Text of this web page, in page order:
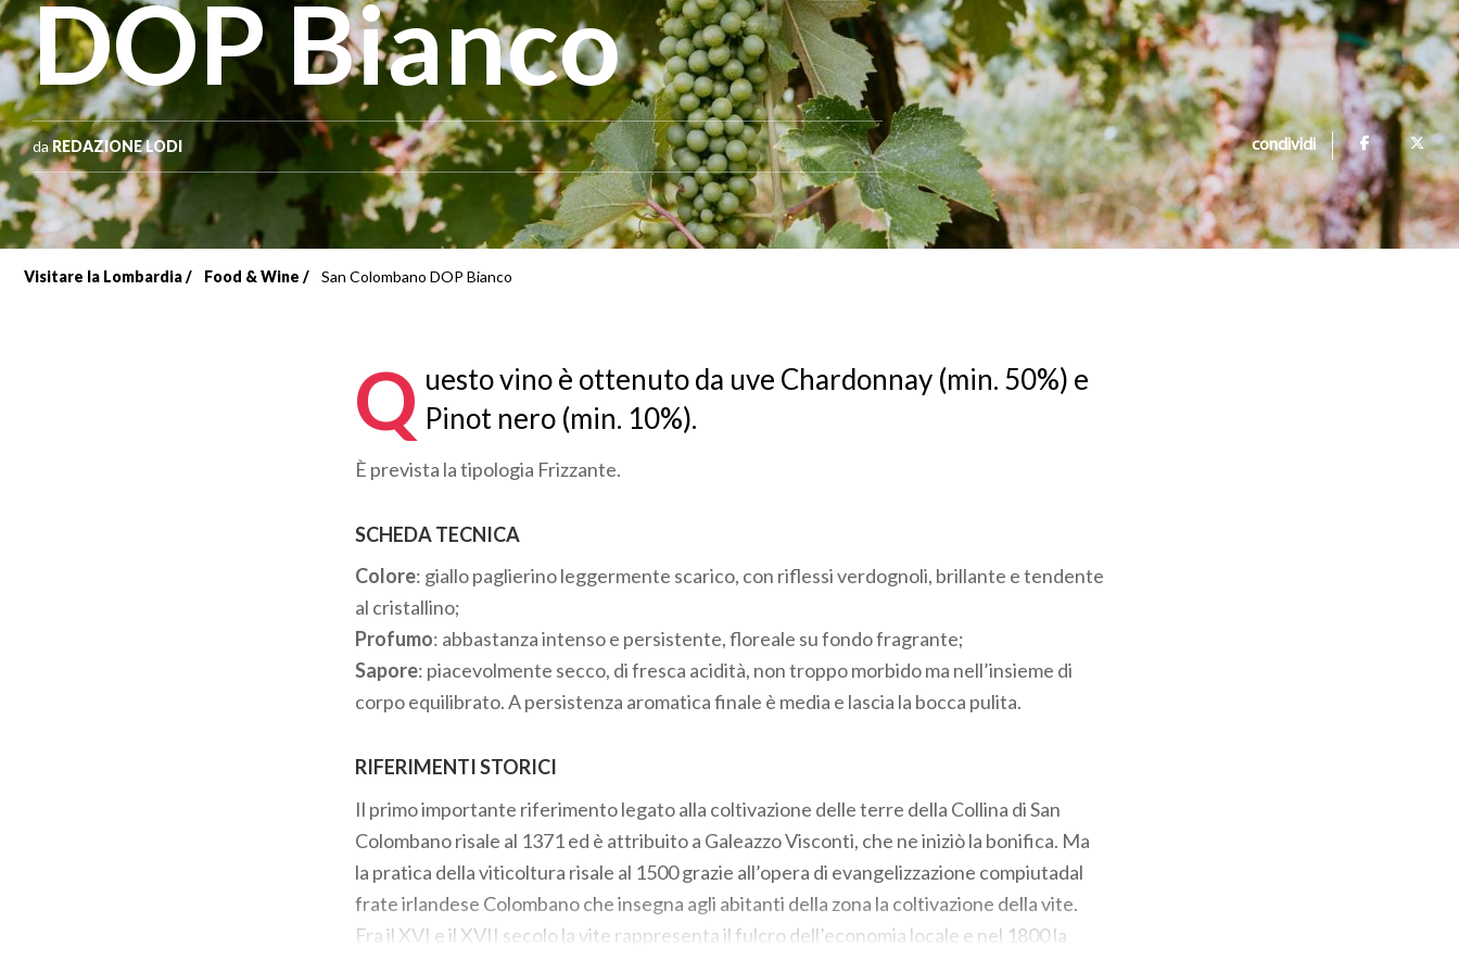
DOP Bianco
daREDAZIONE LODI condividi
Visitare la Lombardia Food & Wine San Colombano DOP Bianco
Q uesto vino è ottenuto da uve Chardonnay (min. 50%) e
Pinot nero (min. 10%).
È prevista la tipologia Frizzante.
SCHEDA TECNICA
Colore: giallo paglierino leggermente scarico, con riflessi verdognoli, brillante e tendente
al cristallino;
Profumo: abbastanza intenso e persistente, floreale su fondo fragrante;
Sapore: piacevolmente secco, di fresca acidità, non troppo morbido ma nell’insieme di
corpo equilibrato. A persistenza aromatica finale è media e lascia la bocca pulita.
RIFERIMENTI STORICI
Il primo importante riferimento legato alla coltivazione delle terre della Collina di San
Colombano risale al 1371 ed è attribuito a Galeazzo Visconti, che ne iniziò la bonifica. Ma
la pratica della viticoltura risale al 1500 grazie all’opera di evangelizzazione compiutadal
frate irlandese Colombano che insegna agli abitanti della zona la coltivazione della vite.
Fra il XVI e il XVII secolo la vite rappresenta il fulcro dell’economia locale e nel 1800 la